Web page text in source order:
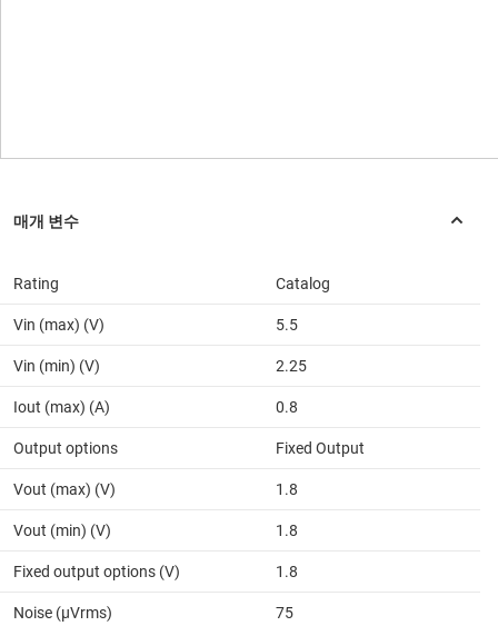
Rating Catalog
Vin (max) (V) 5.5
Vin (min) (V) 2.25
Iout (max) (A) 0.8
Output options Fixed Output
Vout (max) (V) 1.8
Vout (min) (V) 1.8
Fixed output options (V) 1.8
Noise (µVrms) 75